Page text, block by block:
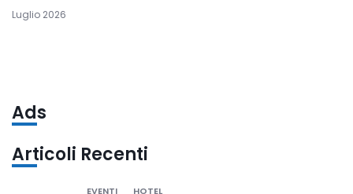
Luglio 2026
Ads
Articoli Recenti
EVENTI HOTEL